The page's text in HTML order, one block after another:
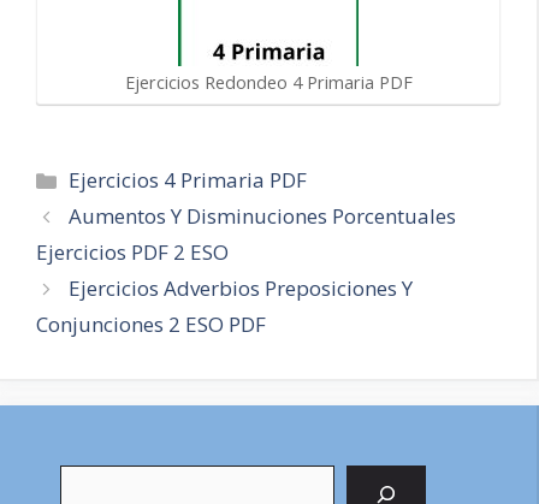
Ejercicios Redondeo 4 Primaria PDF
Categorías
Ejercicios 4 Primaria PDF
Navegación
de
entradas
Aumentos Y Disminuciones Porcentuales
Ejercicios PDF 2 ESO
Ejercicios Adverbios Preposiciones Y
Conjunciones 2 ESO PDF